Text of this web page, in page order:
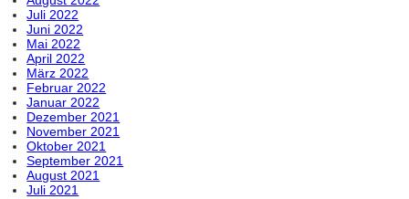
Juli 2022
Juni 2022
Mai 2022
April 2022
März 2022
Februar 2022
Januar 2022
Dezember 2021
November 2021
Oktober 2021
September 2021
August 2021
Juli 2021